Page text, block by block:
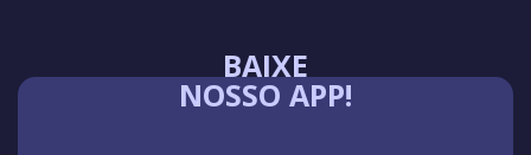
BAIXE
NOSSO APP!